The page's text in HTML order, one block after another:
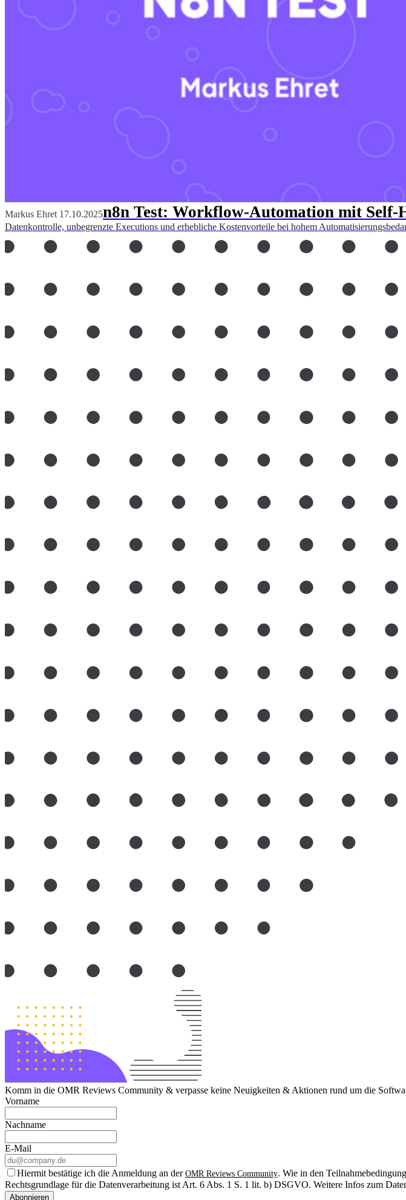
Markus Ehret 17.10.2025n8n Test: Workflow-Automation mit
Datenkontrolle, unbegrenzte Executions und erhebliche Kostenvorteile bei hohem
Komm in die OMR Reviews Community & verpasse keine Neuigkeiten & Aktionen rund um die
Vorname
Nachname
E-Mail
Hiermit bestätige ich die Anmeldung an der OMR Reviews Community. Wie in den
Rechtsgrundlage für die Datenverarbeitung ist Art. 6 Abs. 1 S. 1 lit. b) DSGVO. Weitere Infos zum
Abonnieren